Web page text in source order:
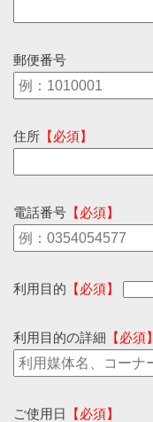
郵便番号
住所 【必須】
電話番号 【必須】
利用目的 【必須】
利用目的の詳細 【必須】
ご使用日 【必須】